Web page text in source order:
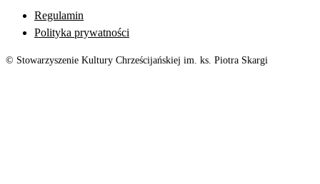
Regulamin
Polityka prywatności
© Stowarzyszenie Kultury Chrześcijańskiej im. ks. Piotra Skargi